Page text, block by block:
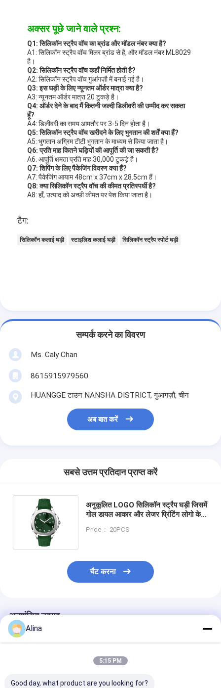
अक्सर पूछे जाने वाले प्रश्न:
Q1: सिलिकॉन स्ट्रैप वॉच का ब्रांड और मॉडल नंबर क्या है?
A1: सिलिकॉन स्ट्रैप वॉच मिलर ब्रांड से है, और मॉडल नंबर ML8029
है।
Q2: सिलिकॉन स्ट्रैप वॉच कहाँ निर्मित होती है?
A2: सिलिकॉन स्ट्रैप वॉच गुआंगज़ौ में बनाई गई है।
Q3: इस घड़ी के लिए न्यूनतम ऑर्डर मात्रा क्या है?
A3: न्यूनतम ऑर्डर मात्रा 20 टुकड़े है।
Q4: ऑर्डर देने के बाद मैं कितनी जल्दी डिलीवरी की उम्मीद कर सकता
हूँ?
A4: डिलीवरी का समय आमतौर पर 3-5 दिन होता है।
Q5: सिलिकॉन स्ट्रैप वॉच खरीदने के लिए भुगतान की शर्तें क्या हैं?
A5: भुगतान अग्रिम टीटी भुगतान के माध्यम से किया जाता है।
Q6: प्रति माह कितने घड़ियों की आपूर्ति की जा सकती है?
A6: आपूर्ति क्षमता प्रति माह 30,000 टुकड़े है।
Q7: शिपिंग के लिए पैकेजिंग विवरण क्या हैं?
A7: पैकेजिंग आयाम 48cm x 37cm x 28.5cm हैं।
Q8: क्या सिलिकॉन स्ट्रैप वॉच की कीमत प्रतिस्पर्धी है?
A8: हाँ, उत्पाद को अच्छी कीमत पर पेश किया जाता है।
टैग:
सिलिकॉन कलाई घड़ी स्टाइलिश कलाई घड़ी सिलिकॉन स्ट्रैप स्पोर्ट घड़ी
सम्पर्क करने का विवरण
Ms. Caly Chan
8615915979560
HUANGGE टाउन NANSHA DISTRICT, गुआंगज़ौ, चीन
अब बात करें
सबसे उत्तम प्रतिदान प्राप्त करें
अनुकूलित LOGO सिलिकॉन स्ट्रैप घड़ी जिसमें
गोल डायल आकार और लेजर प्रिंटिंग लोगो केस
गया
Price： 20PCS
चैट करना
अनुशंसित उत्पाद
Alina
5:15 PM
Good day, what product are you looking for?